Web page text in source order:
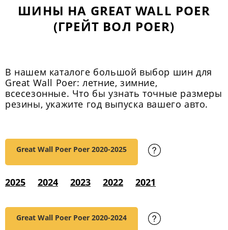
ШИНЫ НА GREAT WALL POER
(ГРЕЙТ ВОЛ POER)
В нашем каталоге большой выбор шин для
Great Wall Poer: летние, зимние,
всесезонные. Что бы узнать точные размеры
резины, укажите год выпуска вашего авто.
Great Wall Poer Poer 2020-2025
2025 2024 2023 2022 2021
Great Wall Poer Poer 2020-2024